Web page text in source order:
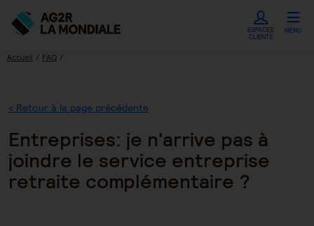
ESPACES
CLIENTS
MENU
Accueil
FAQ
< Retour à la page précédente
Entreprises: je n'arrive pas à
joindre le service entreprise
retraite complémentaire ?